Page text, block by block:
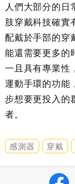
人們大部分的日
肢穿戴科技確實
配戴於手部的穿
能還需要更多的
一且具有專業性
運動手環的功能
步想要更投入的
者。
感測器 穿戴